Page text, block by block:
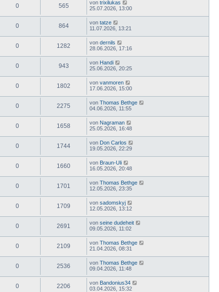
0 565 von trixilukas
25.07.2026, 13:00
0 864 von tatze
11.07.2026, 13:21
0 1282 von dernils
28.06.2026, 17:16
0 943 von Handi
25.06.2026, 20:25
0 1802 von vanmoren
17.06.2026, 15:00
0 2275 von Thomas Bethge
04.06.2026, 11:55
0 1658 von Nagraman
25.05.2026, 16:48
0 1744 von Don Carlos
19.05.2026, 22:29
0 1660 von Braun-Uli
16.05.2026, 20:48
0 1701 von Thomas Bethge
12.05.2026, 23:35
0 1709 von sadomskyj
12.05.2026, 13:12
0 2691 von seine dudeheit
09.05.2026, 11:02
0 2109 von Thomas Bethge
21.04.2026, 08:31
0 2536 von Thomas Bethge
09.04.2026, 11:48
0 2206 von Bandonius34
03.04.2026, 15:32